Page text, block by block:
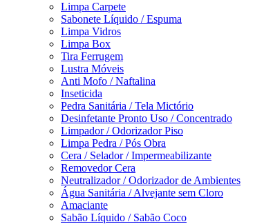
Limpa Carpete
Sabonete Líquido / Espuma
Limpa Vidros
Limpa Box
Tira Ferrugem
Lustra Móveis
Anti Mofo / Naftalina
Inseticida
Pedra Sanitária / Tela Mictório
Desinfetante Pronto Uso / Concentrado
Limpador / Odorizador Piso
Limpa Pedra / Pós Obra
Cera / Selador / Impermeabilizante
Removedor Cera
Neutralizador / Odorizador de Ambientes
Água Sanitária / Alvejante sem Cloro
Amaciante
Sabão Líquido / Sabão Coco